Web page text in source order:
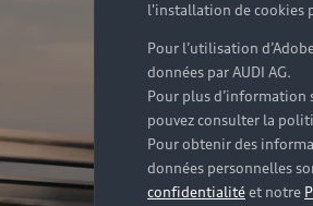
l'installation de cookies
Pour l’utilisation
données par AUDI AG.
Pour plus d’information
pouvez consulter la
Pour obtenir des
données personnelles
confidentialitéet notre